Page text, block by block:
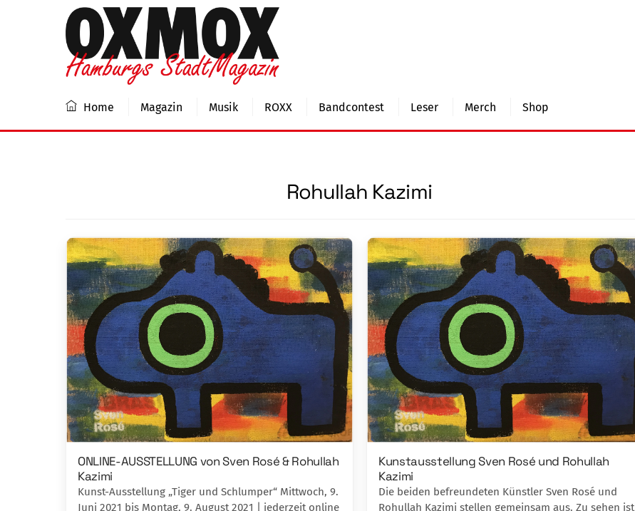
Home Magazin Musik ROXX Bandcontest Leser Merch Shop
Rohullah Kazimi
ONLINE-AUSSTELLUNG von Sven Rosé & Rohullah
Kazimi
Kunst-Ausstellung „Tiger und Schlumper“ Mittwoch, 9.
Juni 2021 bis Montag, 9. August 2021 | jederzeit online
Kunstausstellung Sven Rosé und Rohullah
Kazimi
Die beiden befreundeten Künstler Sven Rosé und
Rohullah Kazimi stellen gemeinsam aus. Zu sehen ist